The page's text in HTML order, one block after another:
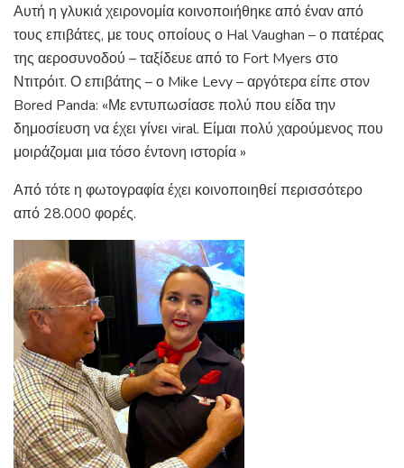
Αυτή η γλυκιά χειρονομία κοινοποιήθηκε από έναν από
τους επιβάτες, με τους οποίους ο Hal Vaughan – ο πατέρας
της αεροσυνοδού – ταξίδευε από το Fort Myers στο
Ντιτρόιτ. Ο επιβάτης – ο Mike Levy – αργότερα είπε στον
Bored Panda: «Με εντυπωσίασε πολύ που είδα την
δημοσίευση να έχει γίνει viral. Είμαι πολύ χαρούμενος που
μοιράζομαι μια τόσο έντονη ιστορία »
Από τότε η φωτογραφία έχει κοινοποιηθεί περισσότερο
από 28.000 φορές.